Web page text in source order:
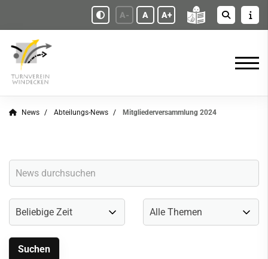
A- A A+
News Abteilungs-News Mitgliederversammlung 2024